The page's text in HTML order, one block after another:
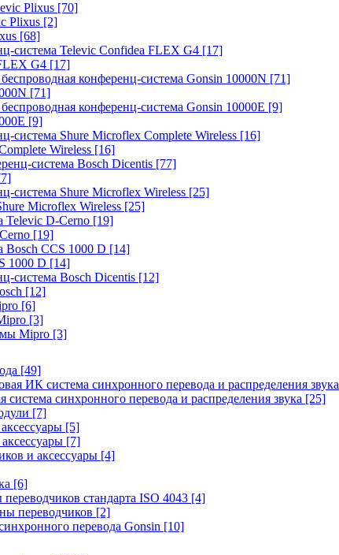
Plixus [70]
Plixus [2]
[68]
система Televic Confidea FLEX G4 [17]
G4 [17]
конференц-система Gonsin 10000N [71]
[71]
конференц-система Gonsin 10000E [9]
[9]
система Shure Microflex Complete Wireless [16]
Wireless [16]
система Bosch Dicentis [77]
система Shure Microflex Wireless [25]
Microflex Wireless [25]
Televic D-Cerno [19]
[19]
Bosch CCS 1000 D [14]
1000 D [14]
система Bosch Dicentis [12]
[12]
[6]
[3]
Mipro [3]
[49]
ИК система синхронного перевода и распределения звука
синхронного перевода и распределения звука [25]
[7]
[5]
[7]
и аксессуары [4]
[6]
стандарта ISO 4043 [4]
переводчиков [2]
перевода Gonsin [10]